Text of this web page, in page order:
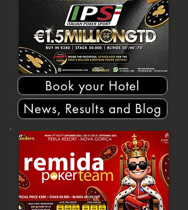
Book your Hotel
News, Results and Blog